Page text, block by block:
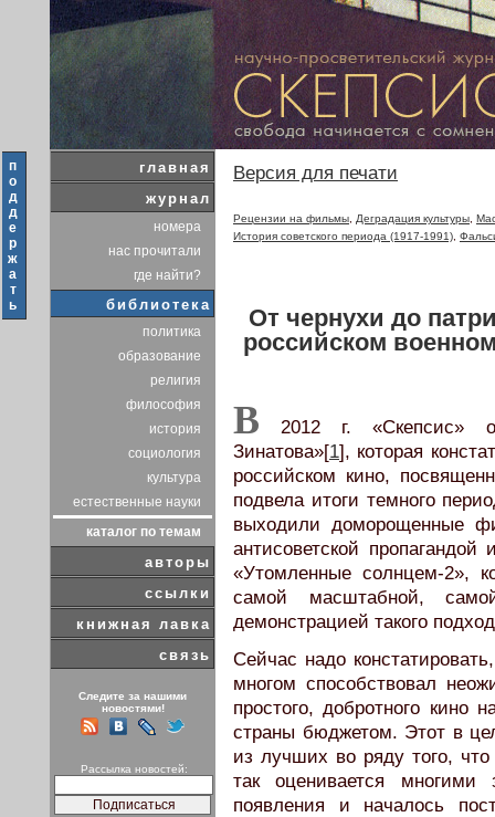
п
о
д
д
е
р
ж
а
т
ь
главная
журнал
номера
нас прочитали
где найти?
библиотека
политика
образование
религия
философия
история
социология
культура
естественные науки
каталог по темам
авторы
ссылки
книжная лавка
связь
Следите за нашими
новостями!
Рассылка новостей:
Версия для печати
Рецензии на фильмы Деградация культуры
История советского периода (1917-1991)
От чернухи до
российском
В 2012 г. «Скепсис»
Зинатова»[1], которая
российском кино,
подвела итоги темного
выходили доморощенные
антисоветской
«Утомленные солнцем-2»,
самой масштабной,
демонстрацией такого
Сейчас надо
многом способствовал
простого, добротного
страны бюджетом. Этот в
из лучших во ряду того,
так оценивается
появления и началось